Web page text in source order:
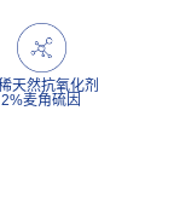
天然抗氧化剂
2%麦角硫因